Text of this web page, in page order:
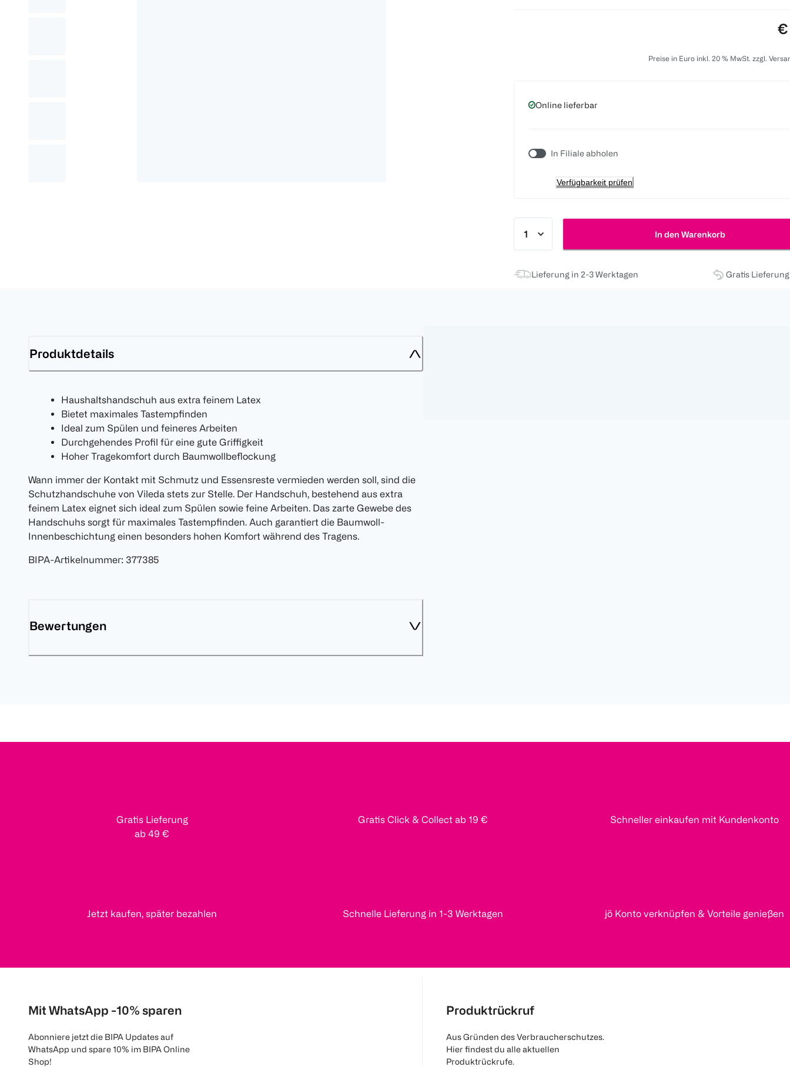
€
Preise in Euro inkl. 20 % MwSt. zzgl.
Online lieferbar
In Filiale abholen
Verfügbarkeit prüfen
In den Warenkorb
Lieferung in 2-3 Werktagen Gratis
Produktdetails
Haushaltshandschuh aus extra feinem Latex
Bietet maximales Tastempfinden
Ideal zum Spülen und feineres Arbeiten
Durchgehendes Profil für eine gute Griffigkeit
Hoher Tragekomfort durch Baumwollbeflockung
Wann immer der Kontakt mit Schmutz und Essensreste vermieden werden soll, sind die
Schutzhandschuhe von Vileda stets zur Stelle. Der Handschuh, bestehend aus extra
feinem Latex eignet sich ideal zum Spülen sowie feine Arbeiten. Das zarte Gewebe des
Handschuhs sorgt für maximales Tastempfinden. Auch garantiert die Baumwoll-
Innenbeschichtung einen besonders hohen Komfort während des Tragens.
BIPA-Artikelnummer: 377385
Bewertungen
Gratis Lieferung
ab 49 €
Gratis Click & Collect ab 19 € Schneller einkaufen mit Kundenkonto
Jetzt kaufen, später bezahlen Schnelle Lieferung in 1-3 Werktagen jö Konto verknüpfen & Vorteile genießen
Mit WhatsApp -10% sparen
Abonniere jetzt die BIPA Updates auf
WhatsApp und spare 10% im BIPA Online
Shop!
Produktrückruf
Aus Gründen des Verbraucherschutzes.
Hier findest du alle aktuellen
Produktrückrufe.